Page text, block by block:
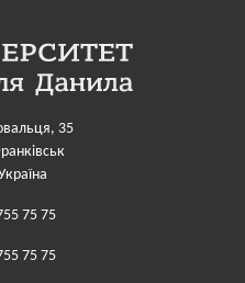
35
75 75
75 75